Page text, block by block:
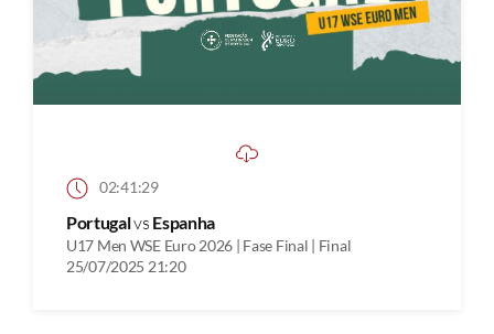
02:41:29
Portugalvs Espanha
U17 Men WSE Euro 2026 | Fase Final | Final
25/07/2025 21:20